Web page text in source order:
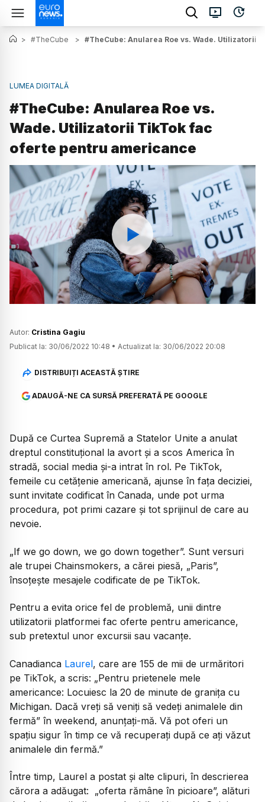
> #TheCube > #TheCube: Anularea Roe vs. Wade. Utilizatorii
LUMEA DIGITALĂ
#TheCube: Anularea Roe vs.
Wade. Utilizatorii TikTok fac
oferte pentru americance
Watch
Autor: Cristina Gagiu
Publicat la: 30/06/2022 10:48 • Actualizat la: 30/06/2022 20:08
DISTRIBUIȚI ACEASTĂ ȘTIRE
ADAUGĂ-NE CA SURSĂ PREFERATĂ PE GOOGLE
După ce Curtea Supremă a Statelor Unite a anulat
dreptul constituțional la avort și a scos America în
stradă, social media și-a intrat în rol. Pe TikTok,
femeile cu cetățenie americană, ajunse în fața deciziei,
sunt invitate codificat în Canada, unde pot urma
procedura, pot primi cazare și tot sprijinul de care au
nevoie.
„If we go down, we go down together”. Sunt versuri
ale trupei Chainsmokers, a cărei piesă, „Paris”,
însoțește mesajele codificate de pe TikTok.
Pentru a evita orice fel de problemă, unii dintre
utilizatorii platformei fac oferte pentru americance,
sub pretextul unor excursii sau vacanțe.
Canadianca Laurel, care are 155 de mii de urmăritori
pe TikTok, a scris: „Pentru prietenele mele
americance: Locuiesc la 20 de minute de granița cu
Michigan. Dacă vreți să veniți să vedeți animalele din
fermă” în weekend, anunțați-mă. Vă pot oferi un
spațiu sigur în timp ce vă recuperați după ce ați văzut
animalele din fermă.”
Între timp, Laurel a postat și alte clipuri, în descrierea
cărora a adăugat: „oferta rămâne în picioare”, alături